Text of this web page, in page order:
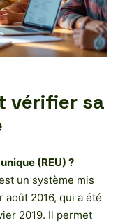
vérifier sa
(REU) ?
un système mis
août 2016, qui a été
2019. Il permet